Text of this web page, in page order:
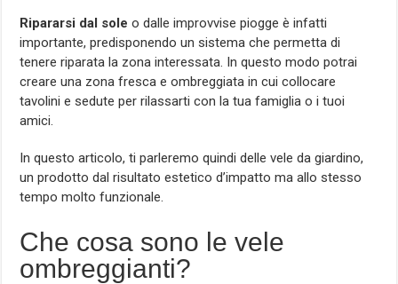
Ripararsi dal sole o dalle improvvise piogge è infatti
importante, predisponendo un sistema che permetta di
tenere riparata la zona interessata. In questo modo potrai
creare una zona fresca e ombreggiata in cui collocare
tavolini e sedute per rilassarti con la tua famiglia o i tuoi
amici.
In questo articolo, ti parleremo quindi delle vele da giardino,
un prodotto dal risultato estetico d’impatto ma allo stesso
tempo molto funzionale.
Che cosa sono le vele
ombreggianti?